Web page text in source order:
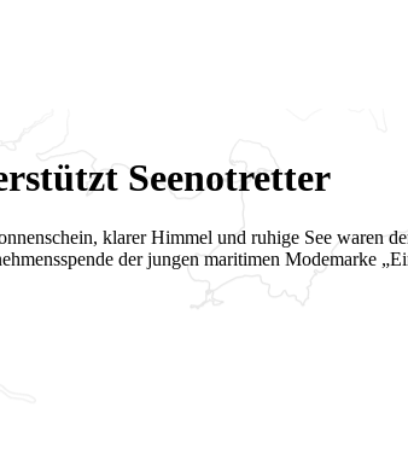
Seenotretter
klarer Himmel und ruhige See waren
der jungen maritimen Modemarke